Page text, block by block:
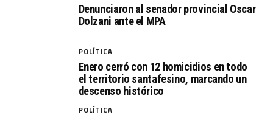
Denunciaron al senador provincial Oscar
Dolzani ante el MPA
POLÍTICA
Enero cerró con 12 homicidios en todo
el territorio santafesino, marcando un
descenso histórico
POLÍTICA